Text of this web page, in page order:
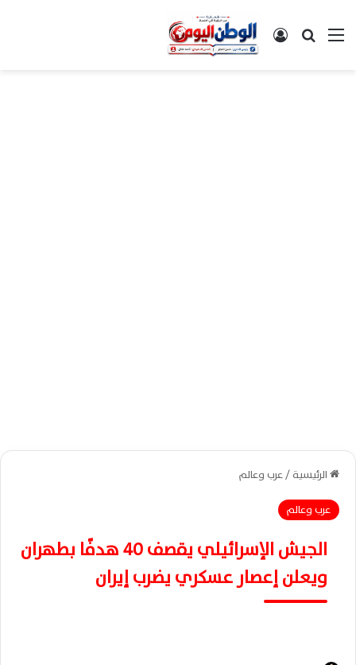
القائمةبحث عن تسجيل الدخول
الرئيسية/عرب وعالم
عرب وعالم
الجيش الإسرائيلي يقصف 40 هدفًا بطهران
ويعلن إعصار عسكري يضرب إيران